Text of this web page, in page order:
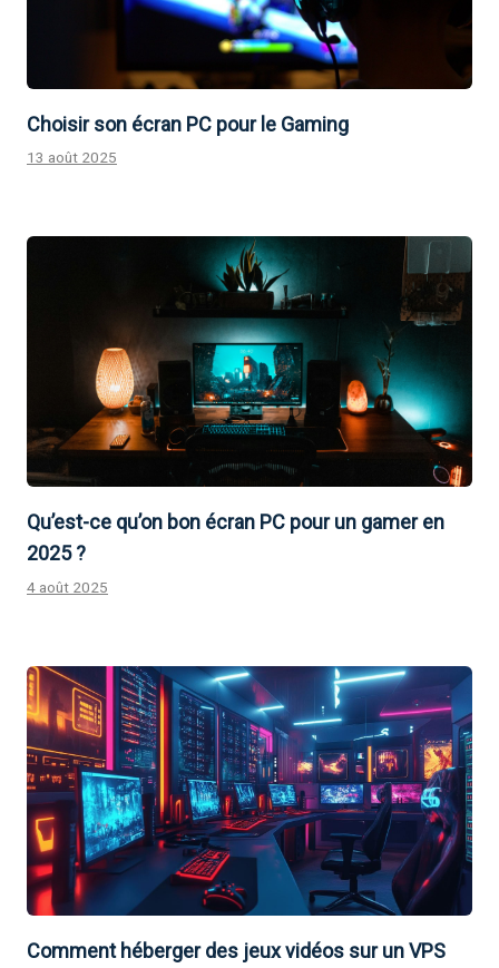
Choisir son écran PC pour le Gaming
13 août 2025
Qu’est-ce qu’on bon écran PC pour un gamer en
2025 ?
4 août 2025
Comment héberger des jeux vidéos sur un VPS